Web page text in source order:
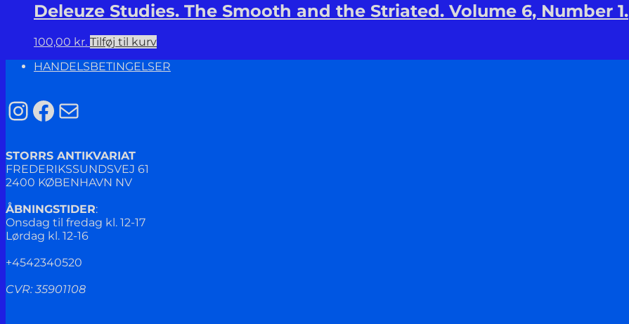
Deleuze Studies. The Smooth and the Striated. Volume 6, Number 1.
100,00 kr. Tilføj til kurv
HANDELSBETINGELSER
Instagram
Facebook
Mail
STORRS ANTIKVARIAT
FREDERIKSSUNDSVEJ 61
2400 KØBENHAVN NV
ÅBNINGSTIDER:
Onsdag til fredag kl. 12-17
Lørdag kl. 12-16
+4542340520
CVR: 35901108